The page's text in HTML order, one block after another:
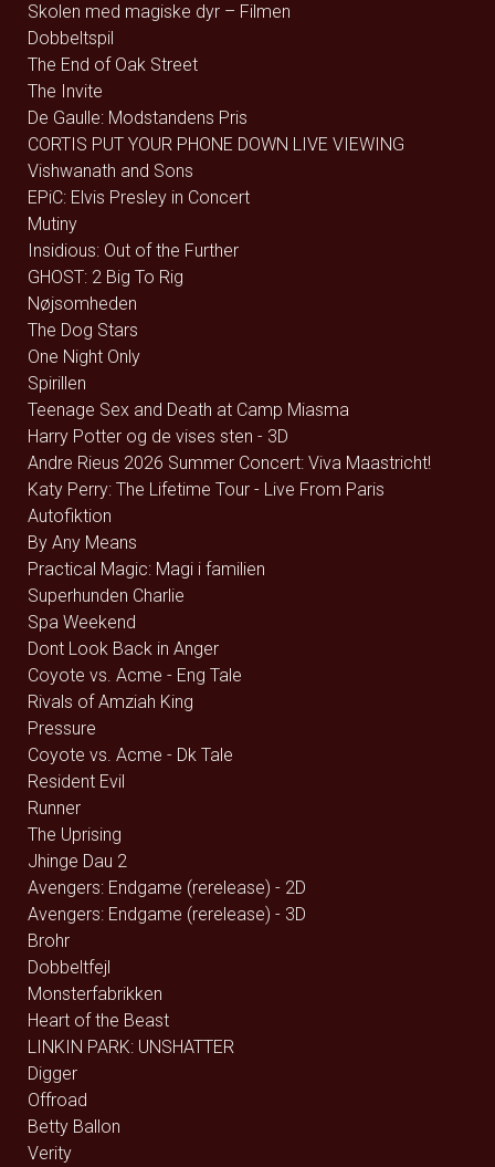
Skolen med magiske dyr – Filmen
Dobbeltspil
The End of Oak Street
The Invite
De Gaulle: Modstandens Pris
CORTIS PUT YOUR PHONE DOWN LIVE VIEWING
Vishwanath and Sons
EPiC: Elvis Presley in Concert
Mutiny
Insidious: Out of the Further
GHOST: 2 Big To Rig
Nøjsomheden
The Dog Stars
One Night Only
Spirillen
Teenage Sex and Death at Camp Miasma
Harry Potter og de vises sten - 3D
Andre Rieus 2026 Summer Concert: Viva Maastricht!
Katy Perry: The Lifetime Tour - Live From Paris
Autofiktion
By Any Means
Practical Magic: Magi i familien
Superhunden Charlie
Spa Weekend
Dont Look Back in Anger
Coyote vs. Acme - Eng Tale
Rivals of Amziah King
Pressure
Coyote vs. Acme - Dk Tale
Resident Evil
Runner
The Uprising
Jhinge Dau 2
Avengers: Endgame (rerelease) - 2D
Avengers: Endgame (rerelease) - 3D
Brohr
Dobbeltfejl
Monsterfabrikken
Heart of the Beast
LINKIN PARK: UNSHATTER
Digger
Offroad
Betty Ballon
Verity